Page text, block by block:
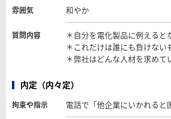
雰囲気 和やか
質問内容
＊自分を電化製品に例えると
＊これだけは誰にも負けない
＊弊社はどんな人材を求めて
内定（内々定）
拘束や指示 電話で「他企業にいかれると